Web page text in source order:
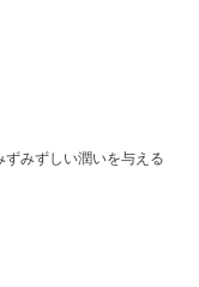
みずしい潤いを与える